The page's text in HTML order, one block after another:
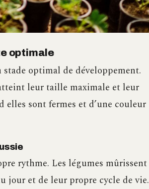
optimale
optimal de développement.
leur taille maximale et leur
elles sont fermes et d’une couleur
rythme. Les légumes mûrissent
jour et de leur propre cycle de vie.